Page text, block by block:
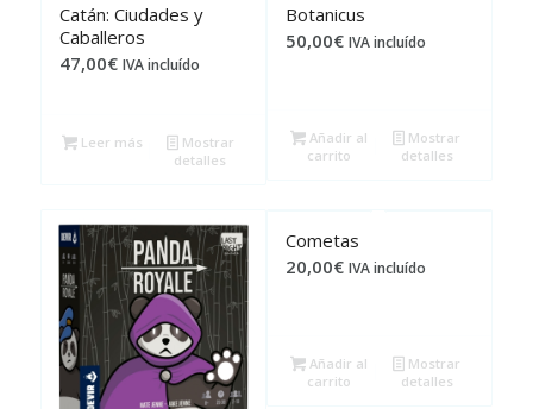
Catán: Ciudades y
Caballeros
47,00€ IVA incluído
Leer más
Mostrar
detalles
Botanicus
50,00€ IVA incluído
Añadir al
carrito
Mostrar
detalles
Cometas
20,00€ IVA incluído
Añadir al
carrito
Mostrar
detalles